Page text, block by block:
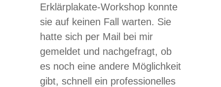
Erklär­pla­kate-Work­shop konnte
sie auf kei­nen Fall war­ten. Sie
hatte sich per Mail bei mir
gemel­det und nach­ge­fragt, ob
es noch eine andere Mög­lich­keit
gibt, schnell ein pro­fes­sio­nel­les